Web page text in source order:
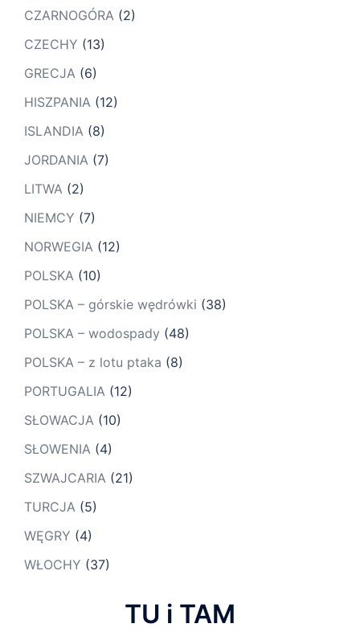
CZARNOGÓRA (2)
CZECHY (13)
GRECJA (6)
HISZPANIA (12)
ISLANDIA (8)
JORDANIA (7)
LITWA (2)
NIEMCY (7)
NORWEGIA (12)
POLSKA (10)
POLSKA – górskie wędrówki (38)
POLSKA – wodospady (48)
POLSKA – z lotu ptaka (8)
PORTUGALIA (12)
SŁOWACJA (10)
SŁOWENIA (4)
SZWAJCARIA (21)
TURCJA (5)
WĘGRY (4)
WŁOCHY (37)
TU i TAM